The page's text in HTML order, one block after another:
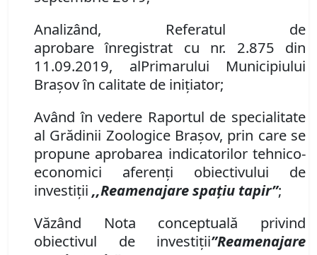
Analizând, Referatul de
aprobare înregistrat cu nr. 2.875 din
11.09.2019, alPrimarului Municipiului
Braşovîn calitate de inițiator;
Având în vedere Raportul de specialitate
al Grădinii Zoologice Braşov, prin care se
propune aprobarea indicatorilor tehnico-
economici aferenți obiectivului de
investiții ,,Reamenajare spațiu tapir”;
Văzând Nota conceptuală privind
obiectivul de investiţii”Reamenajare